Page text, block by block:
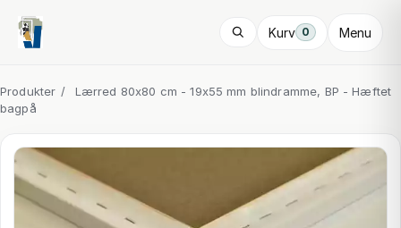
Kurv 0 Menu
Produkter /
Lærred 80x80 cm - 19x55 mm blindramme, BP - Hæftet
bagpå